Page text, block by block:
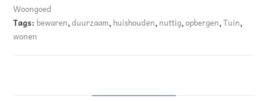
e
r
n
Woongoed
Tags: bewaren,duurzaam,huishouden,nuttig,opbergen,Tuin,
wonen